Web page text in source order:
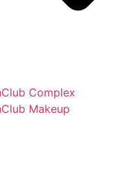
Complex
Makeup